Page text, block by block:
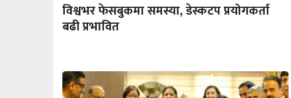
विश्वभर फेसबुकमा समस्या, डेस्कटप प्रयोगकर्ता
बढी प्रभावित